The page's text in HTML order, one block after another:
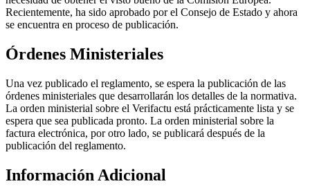
Recientemente, ha sido aprobado por el Consejo de Estado y ahora
se encuentra en proceso de publicación.
Órdenes Ministeriales
Una vez publicado el reglamento, se espera la publicación de las
órdenes ministeriales que desarrollarán los detalles de la normativa.
La orden ministerial sobre el Verifactu está prácticamente lista y se
espera que sea publicada pronto. La orden ministerial sobre la
factura electrónica, por otro lado, se publicará después de la
publicación del reglamento.
Información Adicional